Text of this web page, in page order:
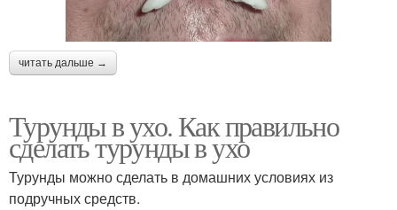
читать дальше →
Турунды в ухо. Как правильно
сделать турунды в ухо
Турунды можно сделать в домашних условиях из
подручных средств.